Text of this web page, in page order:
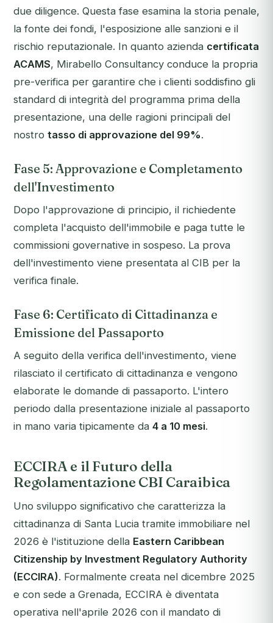
due diligence. Questa fase esamina la storia penale,
la fonte dei fondi, l'esposizione alle sanzioni e il
rischio reputazionale. In quanto azienda certificata
ACAMS, Mirabello Consultancy conduce la propria
pre-verifica per garantire che i clienti soddisfino gli
standard di integrità del programma prima della
presentazione, una delle ragioni principali del
nostro tasso di approvazione del 99%.
Fase 5: Approvazione e Completamento
dell'Investimento
Dopo l'approvazione di principio, il richiedente
completa l'acquisto dell'immobile e paga tutte le
commissioni governative in sospeso. La prova
dell'investimento viene presentata al CIB per la
verifica finale.
Fase 6: Certificato di Cittadinanza e
Emissione del Passaporto
A seguito della verifica dell'investimento, viene
rilasciato il certificato di cittadinanza e vengono
elaborate le domande di passaporto. L'intero
periodo dalla presentazione iniziale al passaporto
in mano varia tipicamente da 4 a 10 mesi.
ECCIRA e il Futuro della
Regolamentazione CBI Caraibica
Uno sviluppo significativo che caratterizza la
cittadinanza di Santa Lucia tramite immobiliare nel
2026 è l'istituzione della Eastern Caribbean
Citizenship by Investment Regulatory Authority
(ECCIRA). Formalmente creata nel dicembre 2025
e con sede a Grenada, ECCIRA è diventata
operativa nell'aprile 2026 con il mandato di